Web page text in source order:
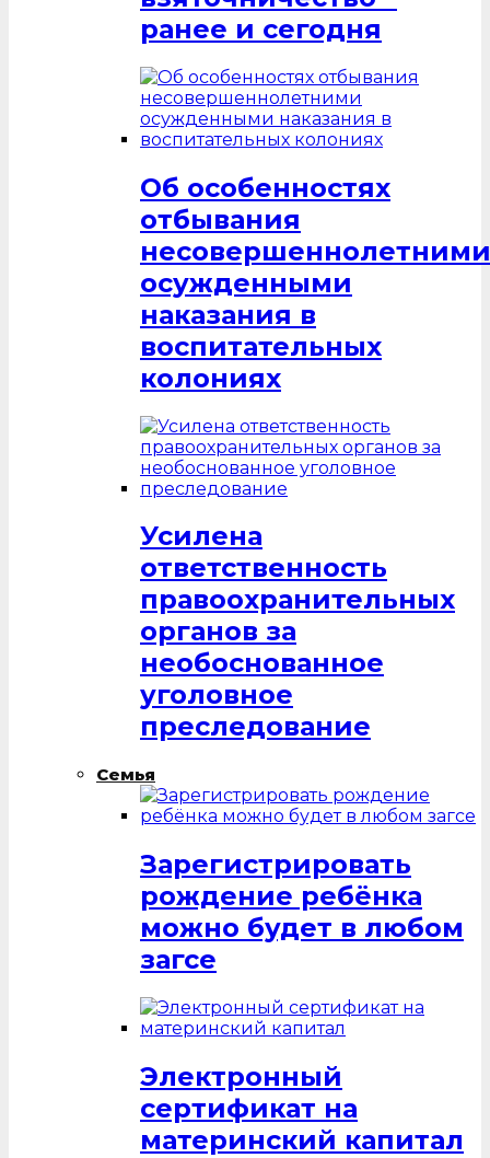
ранее и сегодня
Об особенностях
отбывания
несовершеннолетними
осужденными
наказания в
воспитательных
колониях
Усилена
ответственность
правоохранительных
органов за
необоснованное
уголовное
преследование
Семья
Зарегистрировать
рождение ребёнка
можно будет в любом
загсе
Электронный
сертификат на
материнский капитал